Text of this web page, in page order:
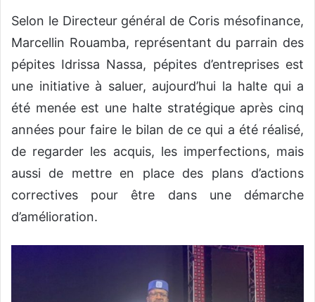
Selon le Directeur général de Coris mésofinance,
Marcellin Rouamba, représentant du parrain des
pépites Idrissa Nassa, pépites d’entreprises est
une initiative à saluer, aujourd’hui la halte qui a
été menée est une halte stratégique après cinq
années pour faire le bilan de ce qui a été réalisé,
de regarder les acquis, les imperfections, mais
aussi de mettre en place des plans d’actions
correctives pour être dans une démarche
d’amélioration.